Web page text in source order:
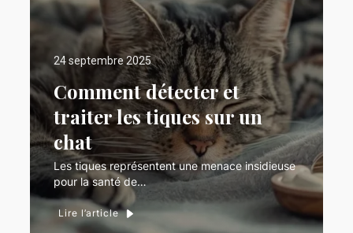
24 septembre 2025
Comment détecter et
traiter les tiques sur un
chat
Les tiques représentent une menace insidieuse
pour la santé de…
Lire l’article